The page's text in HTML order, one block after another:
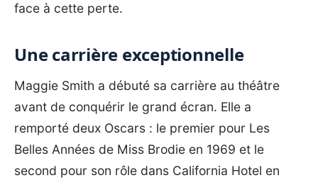
face à cette perte.
Une carrière exceptionnelle
Maggie Smith a débuté sa carrière au théâtre
avant de conquérir le grand écran. Elle a
remporté deux Oscars : le premier pour Les
Belles Années de Miss Brodie en 1969 et le
second pour son rôle dans California Hotel en